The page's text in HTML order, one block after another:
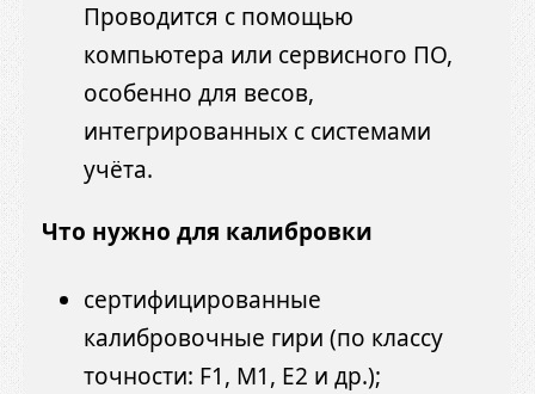
Проводится с помощью
компьютера или сервисного ПО,
особенно для весов,
интегрированных с системами
учёта.
Что нужно для калибровки
сертифицированные
калибровочные гири (по классу
точности: F1, M1, E2 и др.);